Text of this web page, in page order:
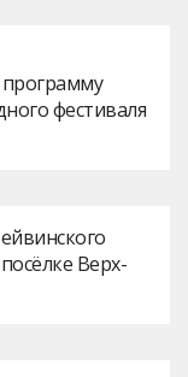
фестиваля
Верх-